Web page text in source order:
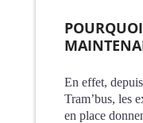
En effet,
Tram’bus, les
en place